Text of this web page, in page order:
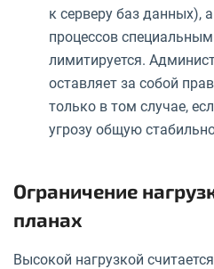
к серверу баз данных),
процессов
лимитируется.
оставляет за собой
только в том случае,
угрозу общую
Ограничение
планах
Высокой нагрузкой